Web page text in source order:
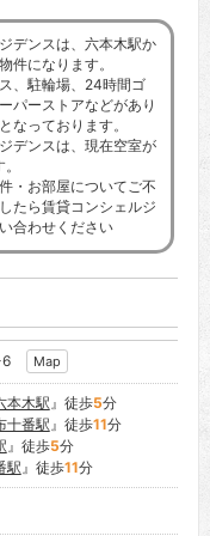
デンスは、六本木駅か
件になります。
、駐輪場、24時間ゴ
パーストアなどがあり
なっております。
デンスは、現在空室が
・お部屋についてご不
たら賃貸コンシェルジ
合わせください
Map
本木駅』徒歩5分
十番駅』徒歩11分
』徒歩5分
駅』徒歩11分